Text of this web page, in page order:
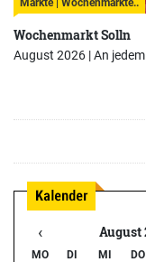
Wochenmarkt Solln
August 2026 | An
‹ August
MO DI MI DO